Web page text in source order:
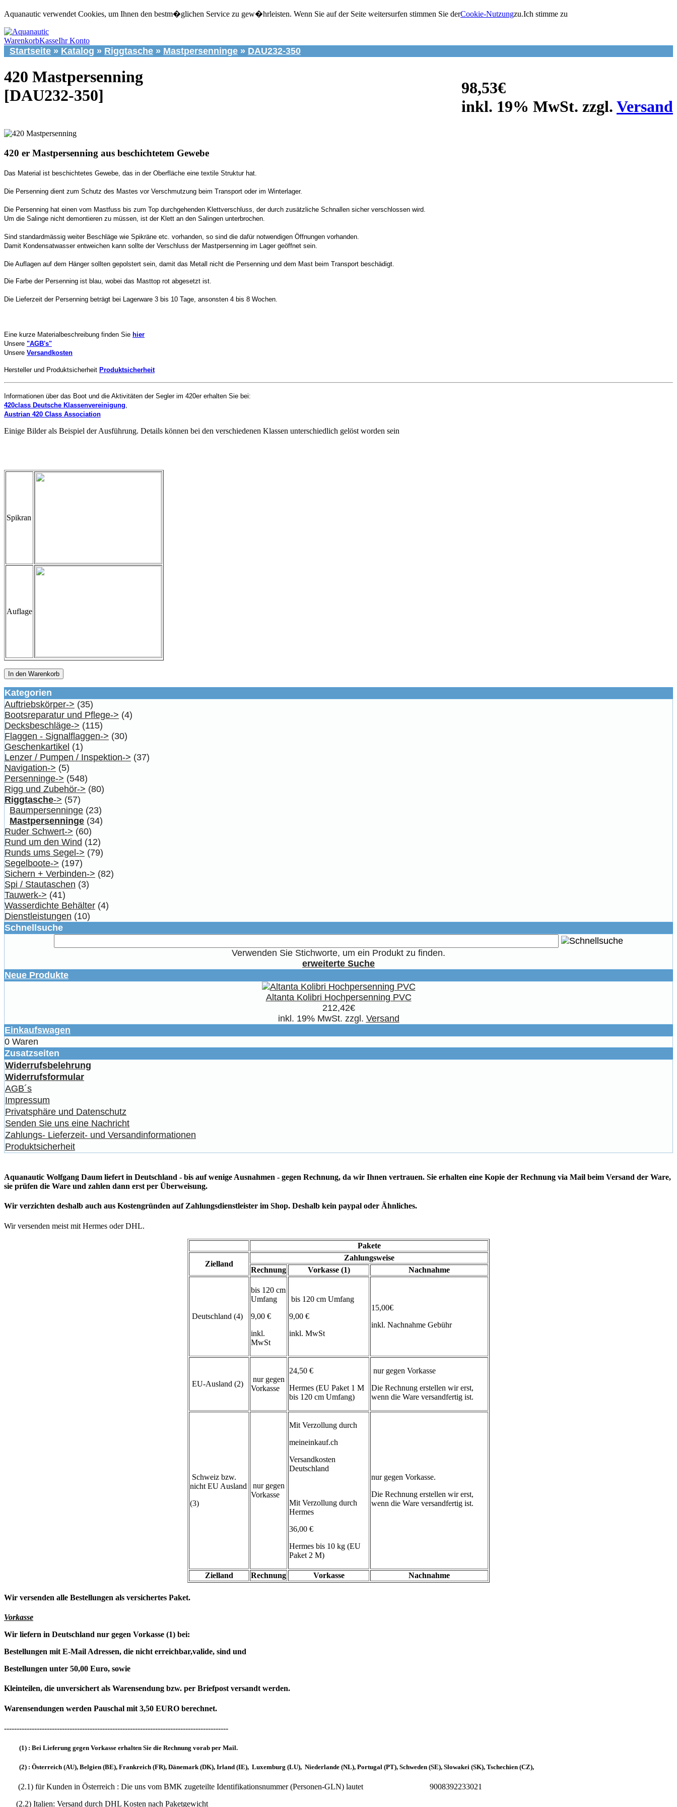
Aquanautic verwendet Cookies, um Ihnen den bestm�glichen Service zu gew�hrleisten. Wenn Sie auf der Seite weitersurfen stimmen Sie derCookie-Nutzungzu.Ich stimme zu
WarenkorbKasseIhr Konto
Startseite » Katalog » Riggtasche » Mastpersenninge » DAU232-350
98,53€
inkl. 19% MwSt. zzgl. Versand
420 Mastpersenning
[DAU232-350]
420 er Mastpersenning aus beschichtetem Gewebe
Das Material ist beschichtetes Gewebe, das in der Oberfläche eine textile Struktur hat.
Die Persenning dient zum Schutz des Mastes vor Verschmutzung beim Transport oder im Winterlager.
Die Persenning hat einen vom Mastfuss bis zum Top durchgehenden Klettverschluss, der durch zusätzliche Schnallen sicher verschlossen wird.
Um die Salinge nicht demontieren zu müssen, ist der Klett an den Salingen unterbrochen.
Sind standardmässig weiter Beschläge wie Spikräne etc. vorhanden, so sind die dafür notwendigen Öffnungen vorhanden.
Damit Kondensatwasser entweichen kann sollte der Verschluss der Mastpersenning im Lager geöffnet sein.
Die Auflagen auf dem Hänger sollten gepolstert sein, damit das Metall nicht die Persenning und dem Mast beim Transport beschädigt.
Die Farbe der Persenning ist blau, wobei das Masttop rot abgesetzt ist.
Die Lieferzeit der Persenning beträgt bei Lagerware 3 bis 10 Tage, ansonsten 4 bis 8 Wochen.
Eine kurze Materialbeschreibung finden Sie hier
Unsere "AGB's"
Unsere Versandkosten
Hersteller und Produktsicherheit Produktsicherheit
Informationen über das Boot und die Aktivitäten der Segler im 420er erhalten Sie bei:
420class Deutsche Klassenvereinigung
Austrian 420 Class Association
Einige Bilder als Beispiel der Ausführung. Details können bei den verschiedenen Klassen unterschiedlich gelöst worden sein
Spikran
Auflage
In den Warenkorb
Kategorien
Auftriebskörper-> (35)
Bootsreparatur und Pflege-> (4)
Decksbeschläge-> (115)
Flaggen - Signalflaggen-> (30)
Geschenkartikel (1)
Lenzer / Pumpen / Inspektion-> (37)
Navigation-> (5)
Persenninge-> (548)
Rigg und Zubehör-> (80)
Riggtasche-> (57)
Baumpersenninge (23)
Mastpersenninge (34)
Ruder Schwert-> (60)
Rund um den Wind (12)
Runds ums Segel-> (79)
Segelboote-> (197)
Sichern + Verbinden-> (82)
Spi / Stautaschen (3)
Tauwerk-> (41)
Wasserdichte Behälter (4)
Dienstleistungen (10)
Schnellsuche
Verwenden Sie Stichworte, um ein Produkt zu finden.
erweiterte Suche
Neue Produkte
Altanta Kolibri Hochpersenning PVC
212,42€
inkl. 19% MwSt. zzgl. Versand
Einkaufswagen
0 Waren
Zusatzseiten
Widerrufsbelehrung
Widerrufsformular
AGB´s
Impressum
Privatsphäre und Datenschutz
Senden Sie uns eine Nachricht
Zahlungs- Lieferzeit- und Versandinformationen
Produktsicherheit
Aquanautic Wolfgang Daum liefert in Deutschland - bis auf wenige Ausnahmen - gegen Rechnung, da wir Ihnen vertrauen. Sie erhalten eine Kopie der Rechnung via Mail beim Versand der Ware,
sie prüfen die Ware und zahlen dann erst per Überweisung.
Wir verzichten deshalb auch aus Kostengründen auf Zahlungsdienstleister im Shop. Deshalb kein paypal oder Ähnliches.
Wir versenden meist mit Hermes oder DHL.
Pakete
Zielland
Zahlungsweise
Rechnung
Vorkasse (1) Nachnahme
Zielland Rechnung Vorkasse Nachnahme
Deutschland (4)
bis 120 cm
Umfang
9,00 €
inkl.
MwSt
bis 120 cm Umfang
9,00 €
inkl. MwSt
15,00€
inkl. Nachnahme Gebühr
EU-Ausland (2)
nur gegen
Vorkasse
24,50 €
Hermes (EU Paket 1 M
bis 120 cm Umfang)
nur gegen Vorkasse
Die Rechnung erstellen wir erst,
wenn die Ware versandfertig ist.
Schweiz bzw.
nicht EU Ausland
(3)
nur gegen
Vorkasse
Mit Verzollung durch
meineinkauf.ch
Versandkosten
Deutschland
Mit Verzollung durch
Hermes
36,00 €
Hermes bis 10 kg (EU
Paket 2 M)
nur gegen Vorkasse.
Die Rechnung erstellen wir erst,
wenn die Ware versandfertig ist.
Wir versenden alle Bestellungen als versichertes Paket.
Vorkasse
Wir liefern in Deutschland nur gegen Vorkasse (1) bei:
Bestellungen mit E-Mail Adressen, die nicht erreichbar,valide, sind und
Bestellungen unter 50,00 Euro, sowie
Kleinteilen, die unversichert als Warensendung bzw. per Briefpost versandt werden.
Warensendungen werden Pauschal mit 3,50 EURO berechnet.
-----------------------------------------------------------------------------------------
(1) : Bei Lieferung gegen Vorkasse erhalten Sie die Rechnung vorab per Mail.
(2) : Österreich (AU), Belgien (BE), Frankreich (FR), Dänemark (DK), Irland (IE), Luxemburg (LU), Niederlande (NL), Portugal (PT), Schweden (SE), Slowakei (SK), Tschechien (CZ),
(2.1) für Kunden in Österreich : Die uns vom BMK zugeteilte Identifikationsnummer (Personen-GLN) lautet 9008392233021
(2.2) Italien: Versand durch DHL Kosten nach Paketgewicht